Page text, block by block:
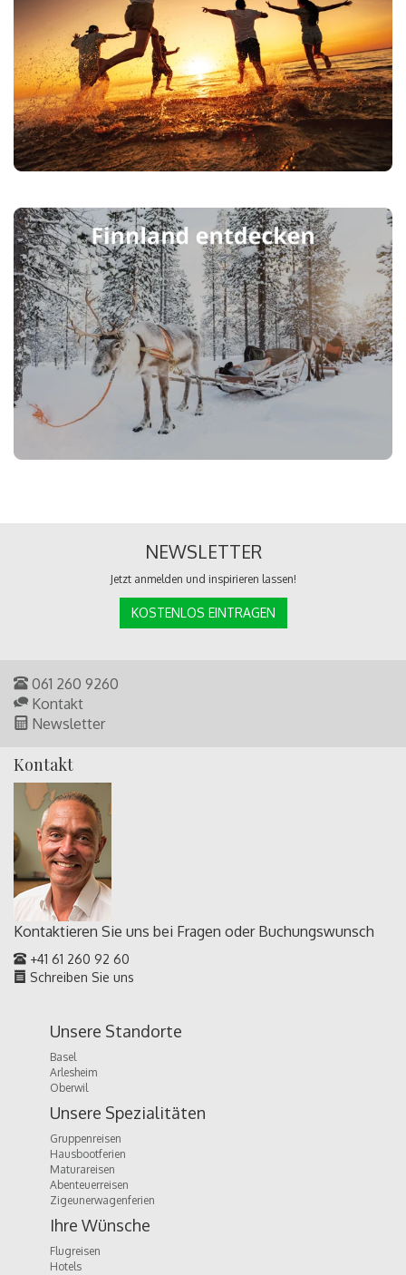
NEWSLETTER
Jetzt anmelden und inspirieren lassen!
KOSTENLOS EINTRAGEN
061 260 9260
Kontakt
Newsletter
Kontakt
Kontaktieren Sie uns bei Fragen oder Buchungswunsch
+41 61 260 92 60
Schreiben Sie uns
Unsere Standorte
Basel
Arlesheim
Oberwil
Unsere Spezialitäten
Gruppenreisen
Hausbootferien
Maturareisen
Abenteuerreisen
Zigeunerwagenferien
Ihre Wünsche
Flugreisen
Hotels